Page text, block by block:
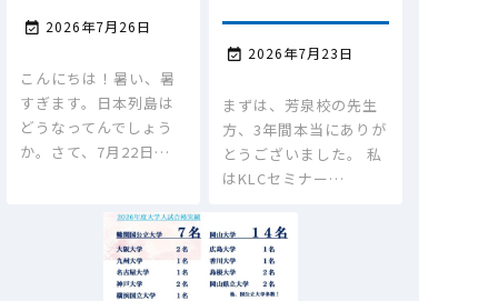
 2026年7月26日
こんにちは！暑い、暑
すぎます。日本列島は
どうなってんでしょう
か。さて、7月22日…
 2026年7月23日
まずは、芳泉校の先生
方、3年間本当にありが
とうございました。 私
はKLCセミナー…